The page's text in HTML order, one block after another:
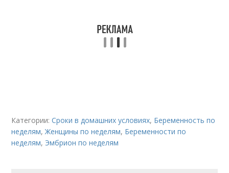
Категории:Сроки в домашних условиях, Беременность по
неделям,Женщины по неделям, Беременности по
неделям, Эмбрион по неделям